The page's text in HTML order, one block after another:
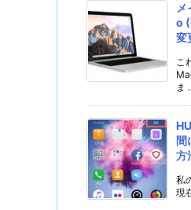
o
変
こ
ま
間
方
私
現